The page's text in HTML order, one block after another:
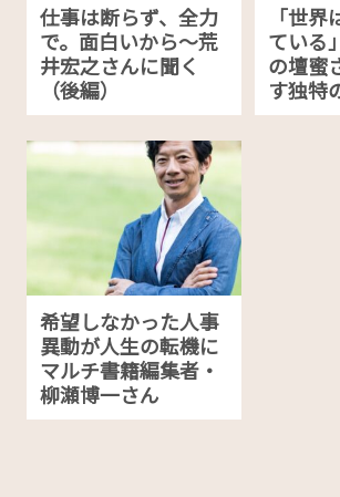
仕事は断らず、全力
で。面白いから〜荒
井宏之さんに聞く
（後編）
「世
ている
の壇蜜
す独特
希望しなかった人事
異動が人生の転機に
マルチ書籍編集者・
柳瀬博一さん